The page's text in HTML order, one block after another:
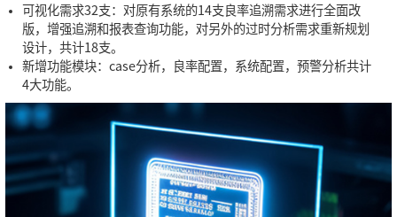
可视化需求32支：对原有系统的14支良率追溯需求进行全面改
版，增强追溯和报表查询功能，对另外的过时分析需求重新规划
设计，共计18支。
新增功能模块：case分析，良率配置，系统配置，预警分析共计
4大功能。